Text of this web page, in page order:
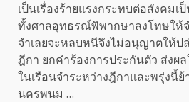
เป็นเรื่องร้ายแรงกระทบต่อสังคม
ทั้งศาลอุทธรณ์พิพากษาลงโทษให้จ
จำเลยจะหลบหนีจึงไม่อนุญาตให้ป
ฎีกา ยกคำร้องการประกันตัว ส่งผ
ในเรือนจำระหว่างฎีกาและพรุ่งนี้ย้
นครพนม …